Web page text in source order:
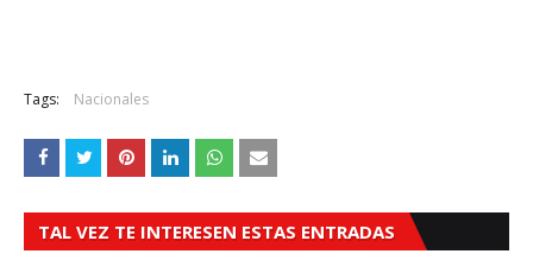
Tags: Nacionales
TAL VEZ TE INTERESEN ESTAS ENTRADAS